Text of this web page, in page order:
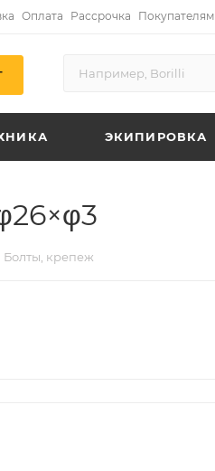
Оплата Рассрочка Покупателям
ЭКИПИРОВКА
Болты, крепеж